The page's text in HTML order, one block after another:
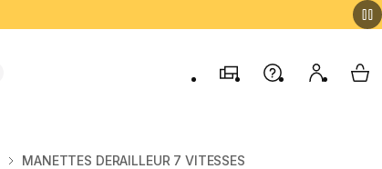
MagasinsAide Mon My
MANETTES DERAILLEUR 7 VITESSES